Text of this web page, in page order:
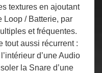
textures en ajoutant
Loop / Batterie, par
et fréquentes.
tout aussi récurrent :
d’une Audio
la Snare d’une